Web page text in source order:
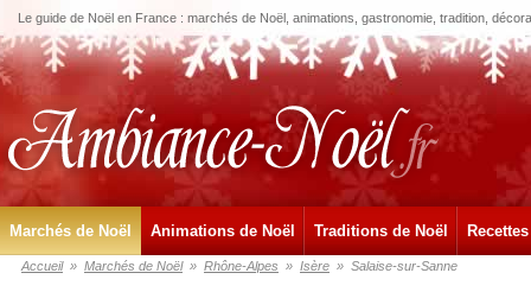
Le guide de Noël en France : marchés de Noël, animations, gastronomie, tradition,
Marchés de Noël Animations de Noël Traditions de Noël
Accueil » Marchés de Noël » Rhône-Alpes » Isère » Salaise-sur-Sanne